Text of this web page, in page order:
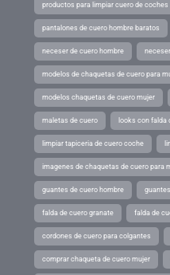
productos para limpiar cuero de coches
pantalones de cuero hombre baratos
neceser de cuero hombre
modelos de chaquetas de cuero para
modelos chaquetas de cuero mujer
maletas de cuero looks con falda
limpiar tapiceria de cuero coche
imagenes de chaquetas de cuero para
guantes de cuero hombre
falda de cuero granate falda de
cordones de cuero para colgantes
comprar chaqueta de cuero mujer